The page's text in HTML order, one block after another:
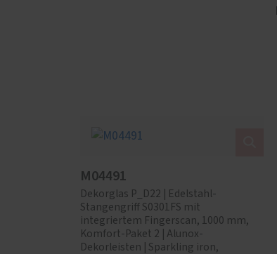
M04491
Dekorglas P_D22 | Edelstahl-
Stangengriff S0301FS mit
integriertem Fingerscan, 1000 mm,
Komfort-Paket 2 | Alunox-
Dekorleisten | Sparkling iron,